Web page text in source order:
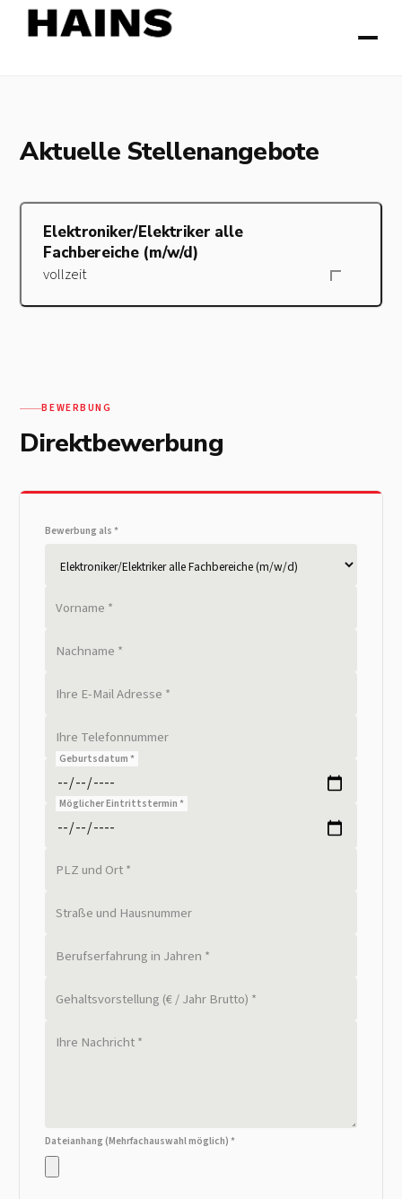
Aktuelle Stellenangebote
Elektroniker/Elektriker alle
Fachbereiche (m/​w/​d)
vollzeit
BEWERBUNG
Direktbewerbung
Bewerbung als *
Vorname *
Nachname *
Ihre E-Mail Adresse *
Ihre Telefonnummer
Geburtsdatum *
Möglicher Eintrittstermin *
PLZ und Ort *
Straße und Hausnummer
Berufserfahrung in Jahren *
Gehaltsvorstellung (€ / Jahr Brutto) *
Ihre Nachricht *
Dateianhang (Mehrfachauswahl möglich) *